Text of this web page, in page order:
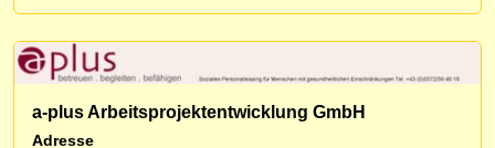
a-plus Arbeitsprojektentwicklung GmbH
Adresse